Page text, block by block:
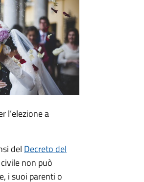
l’elezione a
del Decreto del
non può
i suoi parenti o